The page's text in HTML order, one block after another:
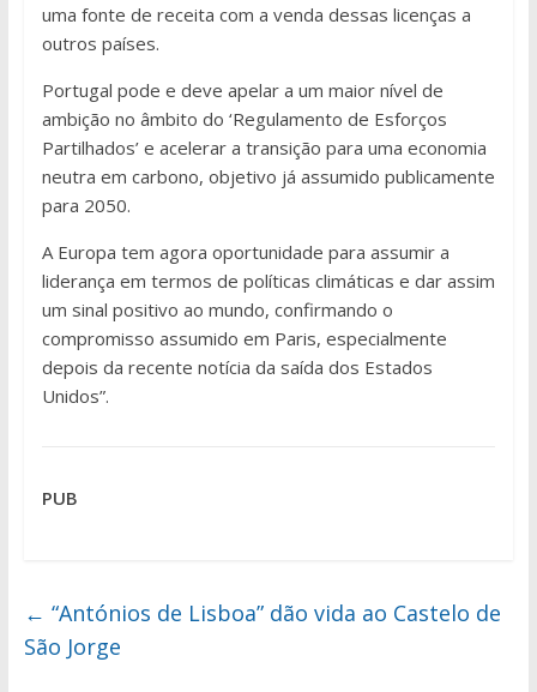
uma fonte de receita com a venda dessas licenças a
outros países.
Portugal pode e deve apelar a um maior nível de
ambição no âmbito do ‘Regulamento de Esforços
Partilhados’ e acelerar a transição para uma economia
neutra em carbono, objetivo já assumido publicamente
para 2050.
A Europa tem agora oportunidade para assumir a
liderança em termos de políticas climáticas e dar assim
um sinal positivo ao mundo, confirmando o
compromisso assumido em Paris, especialmente
depois da recente notícia da saída dos Estados
Unidos”.
PUB
← “Antónios de Lisboa” dão vida ao Castelo de
São Jorge